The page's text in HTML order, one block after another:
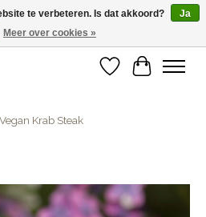
pick-up
Verlanglijst
Krab Steak
slideshow Items
te verbeteren. Is dat akkoord?
Ja
Meer over cookies »